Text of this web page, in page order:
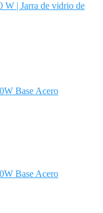
W | Jarra de vidrio de
Base Acero
Base Acero